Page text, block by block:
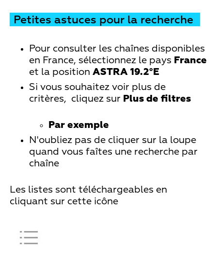
Petites astuces pour la recherche
Pour consulter les chaînes disponibles
en France, sélectionnez le pays France
et la position ASTRA 19.2°E
Si vous souhaitez voir plus de
critères, cliquez sur Plus de filtres
Par exemple
N'oubliez pas de cliquer sur la loupe
quand vous faîtes une recherche par
chaîne
Les listes sont téléchargeables en
cliquant sur cette icône